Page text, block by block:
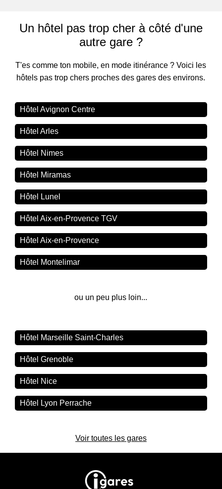
Un hôtel pas trop cher à côté d'une
autre gare ?
T'es comme ton mobile, en mode itinérance ? Voici les
hôtels pas trop chers proches des gares des environs.
Hôtel Avignon Centre
Hôtel Arles
Hôtel Nimes
Hôtel Miramas
Hôtel Lunel
Hôtel Aix-en-Provence TGV
Hôtel Aix-en-Provence
Hôtel Montelimar
ou un peu plus loin...
Hôtel Marseille Saint-Charles
Hôtel Grenoble
Hôtel Nice
Hôtel Lyon Perrache
Voir toutes les gares